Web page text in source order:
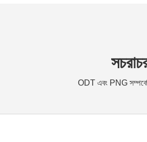
ODT এবং PNG